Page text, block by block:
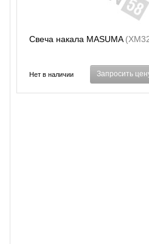
Свеча накала MASUMA
Нет в наличии Запросить